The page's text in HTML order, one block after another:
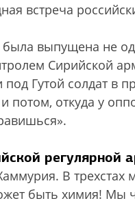
встреча
была выпущена не
Сирийской
Гутой солдат в
потом, откуда у
регулярной
В трехстах
быть химия! Мы